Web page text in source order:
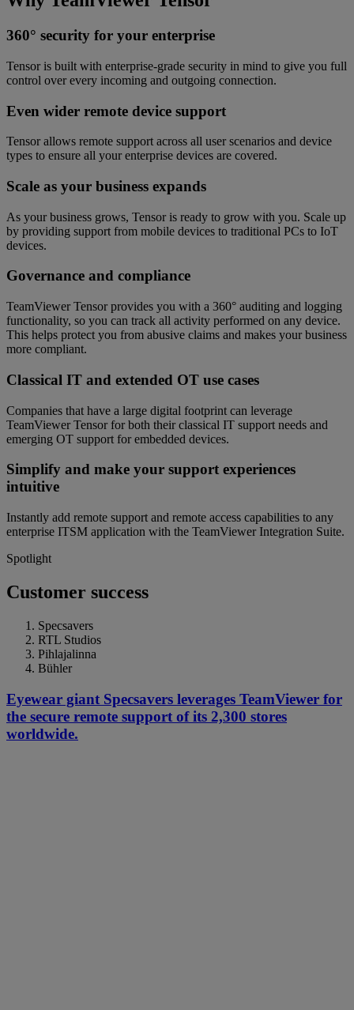
360° security for your enterprise
Tensor is built with enterprise-grade security in mind to give you full
control over every incoming and outgoing connection.
Even wider remote device support
Tensor allows remote support across all user scenarios and device
types to ensure all your enterprise devices are covered.
Scale as your business expands
As your business grows, Tensor is ready to grow with you. Scale up
by providing support from mobile devices to traditional PCs to IoT
devices.
Governance and compliance
TeamViewer Tensor provides you with a 360° auditing and logging
functionality, so you can track all activity performed on any device.
This helps protect you from abusive claims and makes your business
more compliant.
Classical IT and extended OT use cases
Companies that have a large digital footprint can leverage
TeamViewer Tensor for both their classical IT support needs and
emerging OT support for embedded devices.
Simplify and make your support experiences
intuitive
Instantly add remote support and remote access capabilities to any
enterprise ITSM application with the TeamViewer Integration Suite.
Spotlight
Customer success
Specsavers
RTL Studios
Pihlajalinna
Bühler
Eyewear giant Specsavers leverages TeamViewer for
the secure remote support of its 2,300 stores
worldwide.